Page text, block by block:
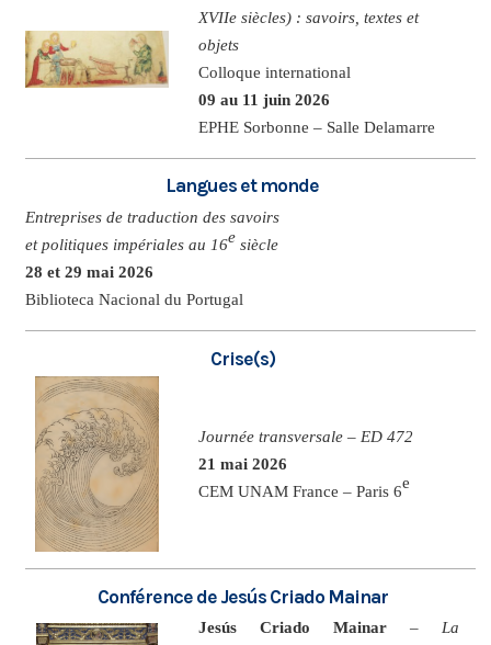
XVIIe siècles) : savoirs, textes et
objets
Colloque international
09 au 11 juin 2026
EPHE Sorbonne – Salle Delamarre
Langues et monde
Entreprises de traduction des savoirs
et politiques impériales au 16e siècle
28 et 29 mai 2026
Biblioteca Nacional du Portugal
Crise(s)
Journée transversale – ED 472
21 mai 2026
CEM UNAM France – Paris 6e
Conférence de Jesús Criado Mainar
Jesús Criado Mainar – La